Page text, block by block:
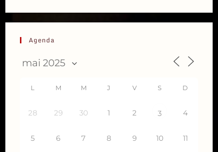
Agenda
L M M J V S D
28 29 30 1 2 3 4
5 6 7 8 9 10 11